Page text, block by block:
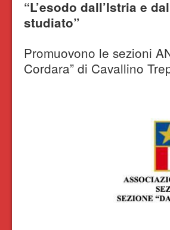
“L’esodo dall’Istria e
studiato”
Promuovono le sezioni
Cordara” di Cavallino